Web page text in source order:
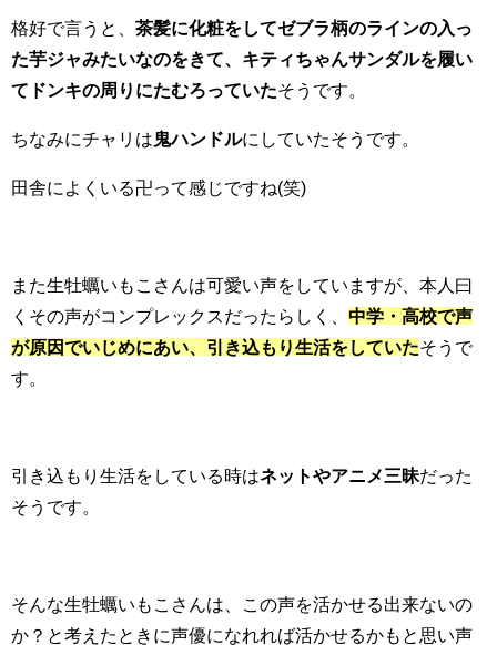
格好で言うと、 茶髪に化粧をしてゼブラ柄のラインの入っ
た芋ジャみたいなのをきて、キティちゃんサンダルを履い
てドンキの周りにたむろっていたそうです。
ちなみにチャリは鬼ハンドルにしていたそうです。
田舎によくいる卍って感じですね(笑)
また生牡蠣いもこさんは可愛い声をしていますが、本人曰
くその声がコンプレックスだったらしく、 中学・高校で声
が原因でいじめにあい、引き込もり生活をしていたそうで
す。
引き込もり生活をしている時はネットやアニメ三昧だった
そうです。
そんな生牡蠣いもこさんは、この声を活かせる出来ないの
か？と考えたときに声優になれれば活かせるかもと思い声